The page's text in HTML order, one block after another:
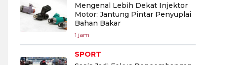
Mengenal Lebih Dekat Injektor
Motor: Jantung Pintar Penyuplai
Bahan Bakar
1 jam
SPORT